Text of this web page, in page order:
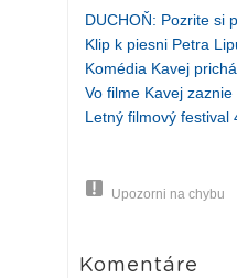
DUCHOŇ: Pozrite si
Klip k piesni Petra
Komédia Kavej
Vo filme Kavej
Letný filmový festival
Upozorni na chybu
Komentáre